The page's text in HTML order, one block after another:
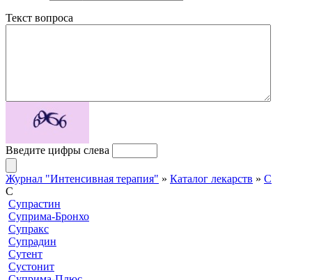
Текст вопроса
Введите цифры слева
Журнал "Интенсивная терапия" » Каталог лекарств » C
C
Супрастин
Суприма-Бронхо
Супракс
Супрадин
Сутент
Сустонит